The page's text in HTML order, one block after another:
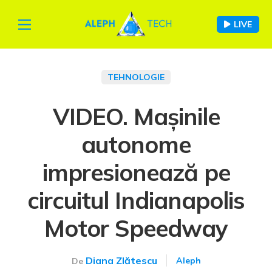
LIVE
TEHNOLOGIE
VIDEO. Mașinile
autonome
impresionează pe
circuitul Indianapolis
Motor Speedway
De Diana Zlătescu Aleph